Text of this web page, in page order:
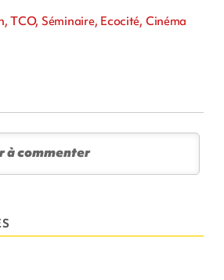
TCO, Séminaire, Ecocité, Cinéma